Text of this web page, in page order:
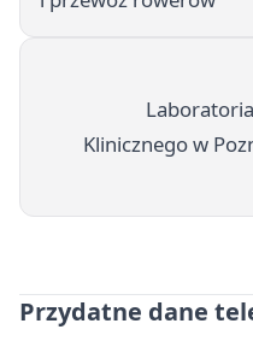
Klinicznego w
Przydatne dane